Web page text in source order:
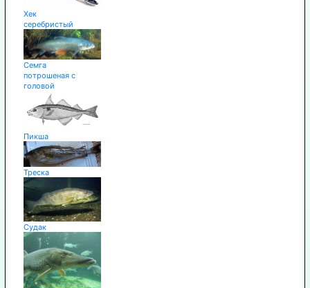
Хек
серебристый
Семга
потрошеная с
головой
Пикша
Треска
Судак